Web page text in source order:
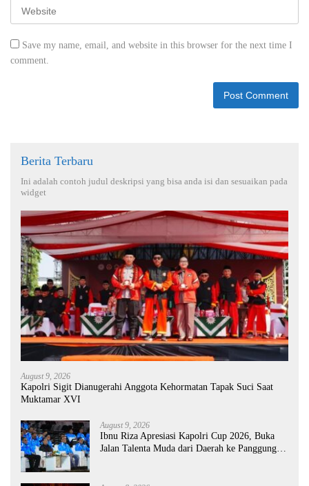
Save my name, email, and website in this browser for the next time I
comment.
Berita Terbaru
Ini adalah contoh judul deskripsi yang bisa anda isi dan sesuaikan pada
widget
August 9, 2026
Kapolri Sigit Dianugerahi Anggota Kehormatan Tapak Suci Saat
Muktamar XVI
August 9, 2026
Ibnu Riza Apresiasi Kapolri Cup 2026, Buka
Jalan Talenta Muda dari Daerah ke Panggung